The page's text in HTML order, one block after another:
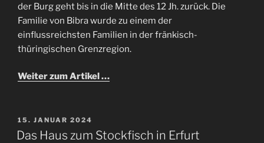
der Burg geht bis in die Mitte des 12 Jh. zurück. Die
Familie von Bibra wurde zu einem der
einflussreichsten Familien in der fränkisch-
thüringischen Grenzregion.
Weiter zum Artikel …
VERÖFFENTLICHT
AM
15. JANUAR 2024
Das Haus zum Stockfisch in Erfurt